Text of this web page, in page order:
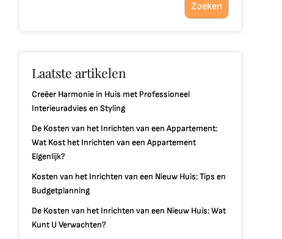
Zoeken
Laatste artikelen
Creëer Harmonie in Huis met Professioneel
Interieuradvies en Styling
De Kosten van het Inrichten van een Appartement:
Wat Kost het Inrichten van een Appartement
Eigenlijk?
Kosten van het Inrichten van een Nieuw Huis: Tips en
Budgetplanning
De Kosten van het Inrichten van een Nieuw Huis: Wat
Kunt U Verwachten?